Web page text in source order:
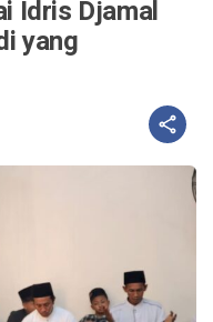
Idris Djamal
yang